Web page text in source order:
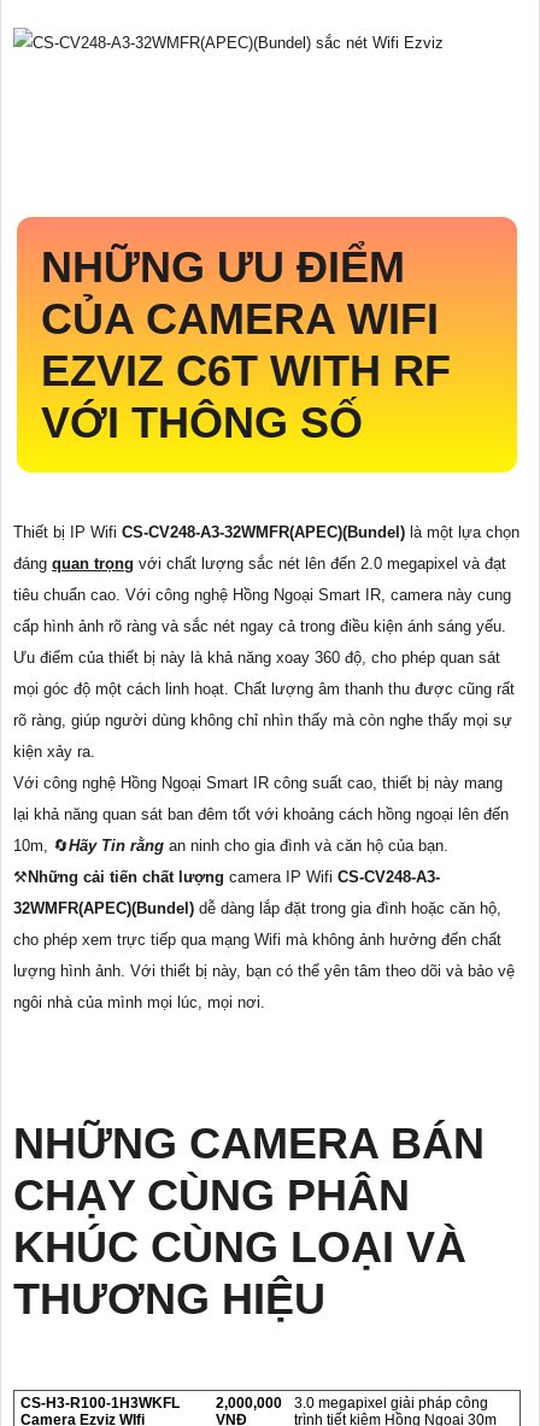
NHỮNG ƯU ĐIỂM
CỦA CAMERA WIFI
EZVIZ C6T WITH RF
VỚI THÔNG SỐ
Thiết bị IP Wifi CS-CV248-A3-32WMFR(APEC)(Bundel) là một lựa chọn
đáng quan trọng với chất lượng sắc nét lên đến 2.0 megapixel và đạt
tiêu chuẩn cao. Với công nghệ Hồng Ngoại Smart IR, camera này cung
cấp hình ảnh rõ ràng và sắc nét ngay cả trong điều kiện ánh sáng yếu.
Ưu điểm của thiết bị này là khả năng xoay 360 độ, cho phép quan sát
mọi góc độ một cách linh hoạt. Chất lượng âm thanh thu được cũng rất
rõ ràng, giúp người dùng không chỉ nhìn thấy mà còn nghe thấy mọi sự
kiện xảy ra.
Với công nghệ Hồng Ngoại Smart IR công suất cao, thiết bị này mang
lại khả năng quan sát ban đêm tốt với khoảng cách hồng ngoại lên đến
10m, 🔄Hãy Tin rằng an ninh cho gia đình và căn hộ của bạn.
⚒ Những cải tiến chất lượng camera IP Wifi CS-CV248-A3-
32WMFR(APEC)(Bundel) dễ dàng lắp đặt trong gia đình hoặc căn hộ,
cho phép xem trực tiếp qua mạng Wifi mà không ảnh hưởng đến chất
lượng hình ảnh. Với thiết bị này, bạn có thể yên tâm theo dõi và bảo vệ
ngôi nhà của mình mọi lúc, mọi nơi.
NHỮNG CAMERA BÁN
CHẠY CÙNG PHÂN
KHÚC CÙNG LOẠI VÀ
THƯƠNG HIỆU
CS-H3-R100-1H3WKFL
Camera Ezviz WIfi
2,000,000
VNĐ
3.0 megapixel giải pháp công
trình tiết kiệm Hồng Ngoại 30m